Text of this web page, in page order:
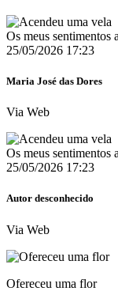
Os meus sentimentos
25/05/2026 17:23
Maria José das Dores
Via Web
Os meus sentimentos
25/05/2026 17:23
Autor desconhecido
Via Web
Ofereceu uma flor